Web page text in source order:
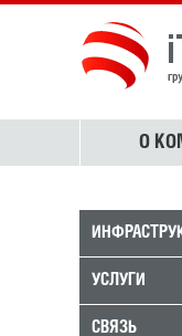
О
УСЛУГИ
СВЯЗЬ